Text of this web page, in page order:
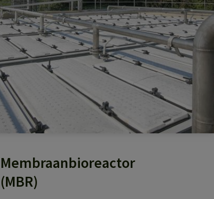
Membraanbioreactor
(MBR)